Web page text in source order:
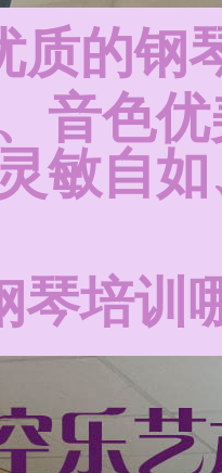
质的钢
音色
敏自
琴培训